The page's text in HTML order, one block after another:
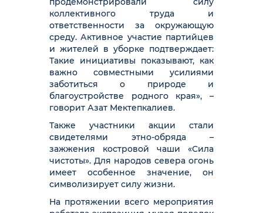
коллективного труда и
ответственности за окружающую
среду. Активное участие партийцев
и жителей в уборке подтверждает:
Такие инициативы показывают, как
важно совместными усилиями
заботиться о природе и
благоустройстве родного края», –
говорит Азат Мектепкалиев.
Также участники акции стали
свидетелями этно-обряда –
зажжения костровой чаши «Сила
чистоты». Для народов севера огонь
имеет особенное значение, он
символизирует силу жизни.
На протяжении всего мероприятия